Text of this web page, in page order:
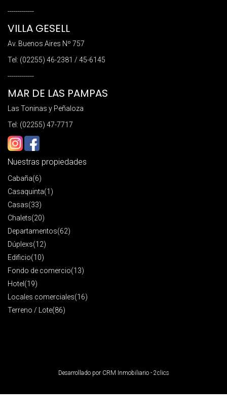
-------------
VILLA GESELL
Av. Buenos Aires Nº 757
Tel: (02255) 46-2381 / 45-6145
-------------
MAR DE LAS PAMPAS
Las Toninas y Peñaloza
Tel: (02255) 47-7717
Nuestras propiedades
Cabaña(6)
Casaquinta(1)
Casas(33)
Chalets(20)
Departamentos(62)
Dúplexs(12)
Edificio(10)
Fondo de comercio(13)
Hotel (19)
Locales comerciales(16)
Terreno / Lote(86)
Desarrollado por CRM Inmobiliario - 2clics